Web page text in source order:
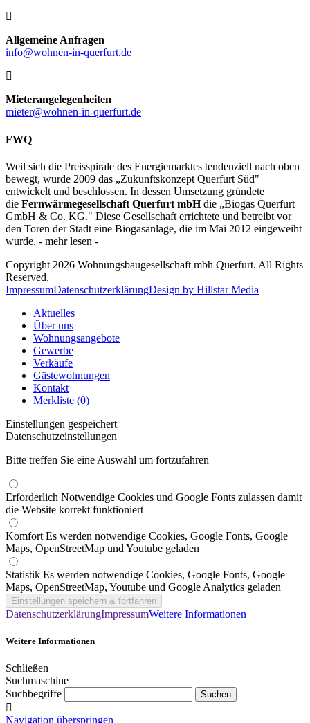
Allgemeine Anfragen
info@wohnen-in-querfurt.de
Mieterangelegenheiten
mieter@wohnen-in-querfurt.de
FWQ
Weil sich die Preisspirale des Energiemarktes tendenziell nach oben
bewegt, wurde 2009 das „Zukunftskonzept Querfurt Süd"
entwickelt und beschlossen. In dessen Umsetzung gründete
die Fernwärmegesellschaft Querfurt mbHdie „Biogas Querfurt
GmbH & Co. KG." Diese Gesellschaft errichtete und betreibt vor
den Toren der Stadt eine Biogasanlage, die im Mai 2012 eingeweiht
wurde. - mehr lesen -
Copyright 2026 Wohnungsbaugesellschaft mbh Querfurt. All Rights
Reserved.
ImpressumDatenschutzerklärungDesign by Hillstar Media
Aktuelles
Über uns
Wohnungsangebote
Gewerbe
Verkäufe
Gästewohnungen
Kontakt
Merkliste (0)
Einstellungen gespeichert
Datenschutzeinstellungen
Bitte treffen Sie eine Auswahl um fortzufahren
Erforderlich Notwendige Cookies und Google Fonts zulassen damit
die Website korrekt funktioniert
Komfort Es werden notwendige Cookies, Google Fonts, Google
Maps, OpenStreetMap und Youtube geladen
Statistik Es werden notwendige Cookies, Google Fonts, Google
Maps, OpenStreetMap, Youtube und Google Analytics geladen
DatenschutzerklärungImpressumWeitere Informationen
Weitere Informationen
Schließen
Suchmaschine
Suchbegriffe
Navigation überspringen